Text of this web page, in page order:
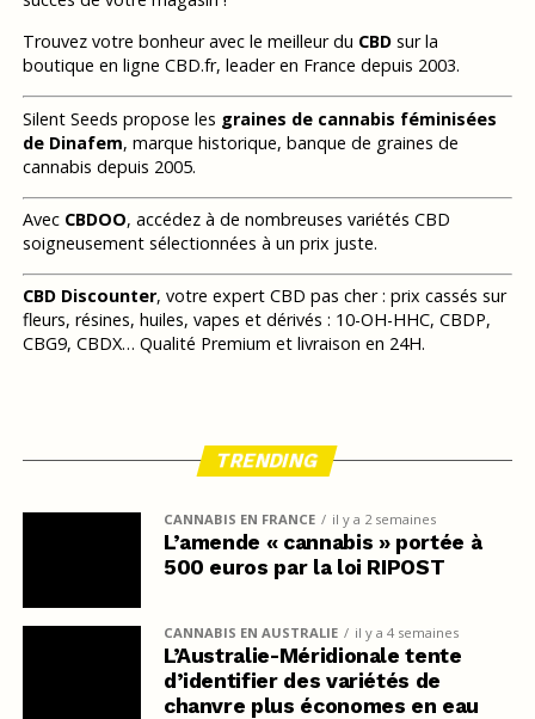
Trouvez votre bonheur avec le meilleur du CBDsur la
boutique en ligne CBD.fr, leader en France depuis 2003.
Silent Seeds propose les graines de cannabis féminisées
de Dinafem, marque historique, banque de graines de
cannabis depuis 2005.
Avec CBDOO, accédez à de nombreuses variétés CBD
soigneusement sélectionnées à un prix juste.
CBD Discounter, votre expert CBD pas cher : prix cassés sur
fleurs, résines, huiles, vapes et dérivés : 10-OH-HHC, CBDP,
CBG9, CBDX… Qualité Premium et livraison en 24H.
TRENDING
CANNABIS EN FRANCE il y a 2 semaines
L’amende « cannabis » portée à
500 euros par la loi RIPOST
CANNABIS EN AUSTRALIE il y a 4 semaines
L’Australie-Méridionale tente
d’identifier des variétés de
chanvre plus économes en eau